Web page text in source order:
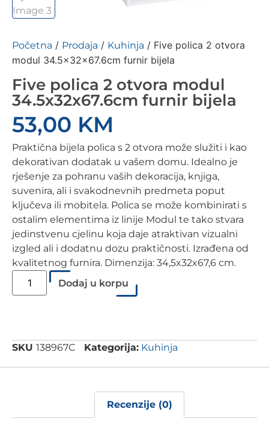
Početna / Prodaja / Kuhinja / Five polica 2 otvora
modul 34.5x32x67.6cm furnir bijela
Five polica 2 otvora modul
34.5x32x67.6cm furnir bijela
53,00 KM
Praktična bijela polica s 2 otvora može služiti i kao
dekorativan dodatak u vašem domu. Idealno je
rješenje za pohranu vaših dekoracija, knjiga,
suvenira, ali i svakodnevnih predmeta poput
ključeva ili mobitela. Polica se može kombinirati s
ostalim elementima iz linije Modul te tako stvara
jedinstvenu cjelinu koja daje atraktivan vizualni
izgled ali i dodatnu dozu praktičnosti. Izrađena od
kvalitetnog furnira. Dimenzija: 34,5x32x67,6 cm.
Dodaj u korpu
SKU 138967C Kategorija: Kuhinja
Recenzije (0)